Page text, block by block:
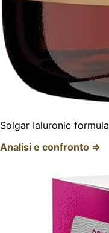
Solgar Ialuronic formula
Analisi e confronto ⇒